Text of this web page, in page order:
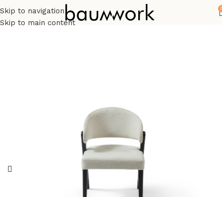
Skip to navigation
Skip to main content
Start Stühle